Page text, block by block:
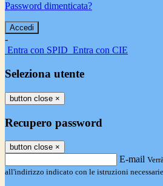
Password dimenticata?
-
Entra con SPID Entra con CIE
Seleziona utente
button close ×
Recupero password
button close ×
E-mail
all'indirizzo indicato con le istruzioni